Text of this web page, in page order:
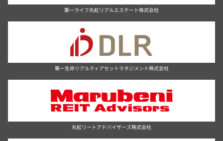
第一ライフ丸紅リアルエステート株式会社
第一生命リアルティアセットマネジメント株式会社
丸紅リートアドバイザーズ株式会社